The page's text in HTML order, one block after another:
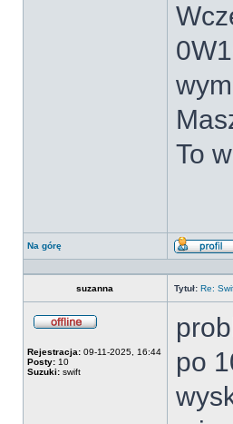
To
Na górę
suzanna
Tytuł: Re:
Rejestracja: 09-11-2025, 16:44
Posty: 10
Suzuki: swift
po